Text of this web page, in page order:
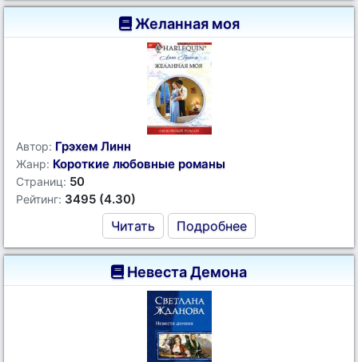
Желанная моя
Автор: Грэхем Линн
Жанр: Короткие любовные романы
Страниц: 50
Рейтинг: 3495 (4.30)
Читать Подробнее
Невеста Демона